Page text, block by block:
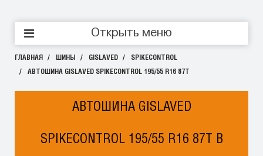
Открыть меню
ГЛАВНАЯ ШИНЫ GISLAVED SPIKECONTROL
АВТОШИНА GISLAVED SPIKECONTROL 195/55 R16 87T
АВТОШИНА GISLAVED
SPIKECONTROL 195/55 R16 87T В